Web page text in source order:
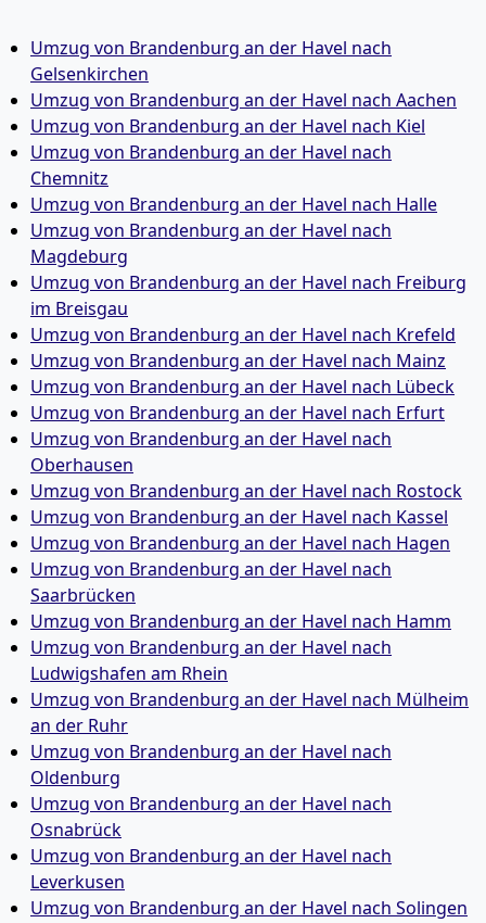
Umzug von Brandenburg an der Havel nach
Gelsenkirchen
Umzug von Brandenburg an der Havel nach Aachen
Umzug von Brandenburg an der Havel nach Kiel
Umzug von Brandenburg an der Havel nach
Chemnitz
Umzug von Brandenburg an der Havel nach Halle
Umzug von Brandenburg an der Havel nach
Magdeburg
Umzug von Brandenburg an der Havel nach Freiburg
im Breisgau
Umzug von Brandenburg an der Havel nach Krefeld
Umzug von Brandenburg an der Havel nach Mainz
Umzug von Brandenburg an der Havel nach Lübeck
Umzug von Brandenburg an der Havel nach Erfurt
Umzug von Brandenburg an der Havel nach
Oberhausen
Umzug von Brandenburg an der Havel nach Rostock
Umzug von Brandenburg an der Havel nach Kassel
Umzug von Brandenburg an der Havel nach Hagen
Umzug von Brandenburg an der Havel nach
Saarbrücken
Umzug von Brandenburg an der Havel nach Hamm
Umzug von Brandenburg an der Havel nach
Ludwigshafen am Rhein
Umzug von Brandenburg an der Havel nach Mülheim
an der Ruhr
Umzug von Brandenburg an der Havel nach
Oldenburg
Umzug von Brandenburg an der Havel nach
Osnabrück
Umzug von Brandenburg an der Havel nach
Leverkusen
Umzug von Brandenburg an der Havel nach Solingen